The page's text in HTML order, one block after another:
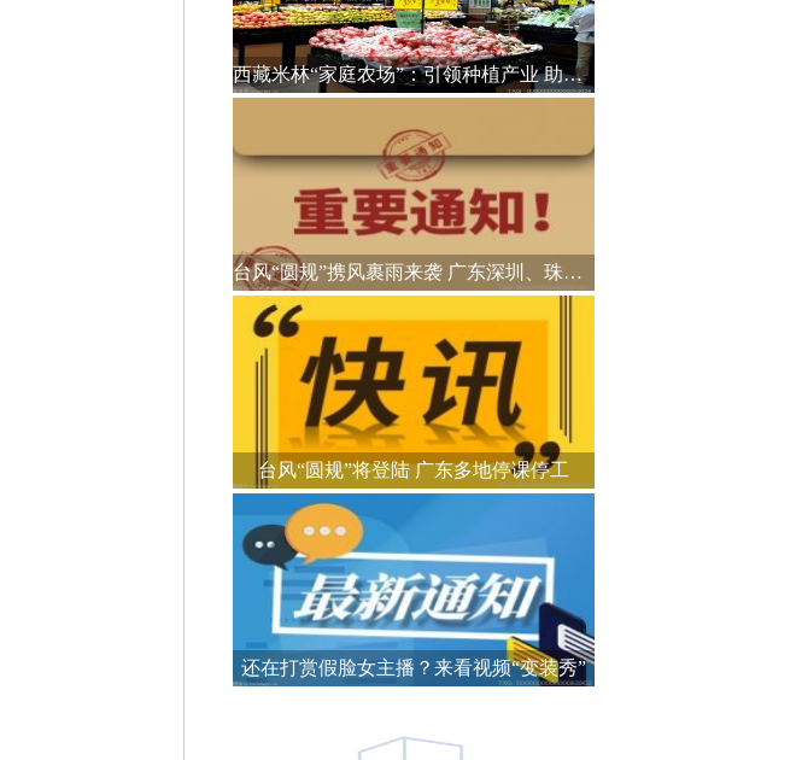
西藏米林“家庭农场”：引领种植产业 助力乡村振兴
台风“圆规”携风裹雨来袭 广东深圳、珠海等地停课停工
台风“圆规”将登陆 广东多地停课停工
还在打赏假脸女主播？来看视频“变装秀”